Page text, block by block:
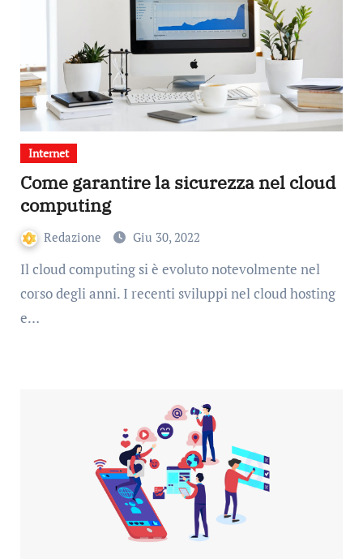
Internet
Come garantire la sicurezza nel cloud
computing
Redazione Giu 30, 2022
Il cloud computing si è evoluto notevolmente nel
corso degli anni. I recenti sviluppi nel cloud hosting
e…